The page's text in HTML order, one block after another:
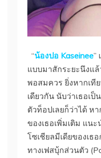
“น้องปอ Kaseinee”
แบบมาสักระยะนึงแ
พอสมควร ยิ่งหากเที
เดียวกัน นับว่าเธอเ
ตัวท็อปเลยก็ว่าได้ ห
ของเธอเพิ่มเติม แน
โซเชียลมีเดียของเธ
ทางเฟสบุ้กส่วนตัว